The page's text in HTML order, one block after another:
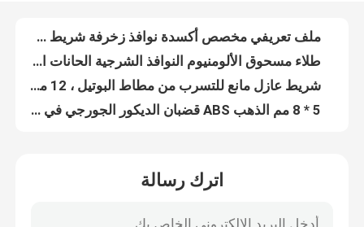
اتصل بنا
اطلب اقتباس
شريط فاصل الحافة الدافئة
شريط فاصل ألومنيوم بنافذة UPVC مع شريط بوتيل أبيض أو أسود
7 * 16mm Windows شريط الجورجية الزخرفية الأجهزة الجورجية قضبان التزجيج
6A-40A قضبان فواصل ألومنيوم بوتيل بوتيل للوحدات المزججة المزدوجة
مفتاح موصل زاوية بلاستيك أبيض رمادي أسود لقضبان فاصل الألومنيوم
اترك رسالة